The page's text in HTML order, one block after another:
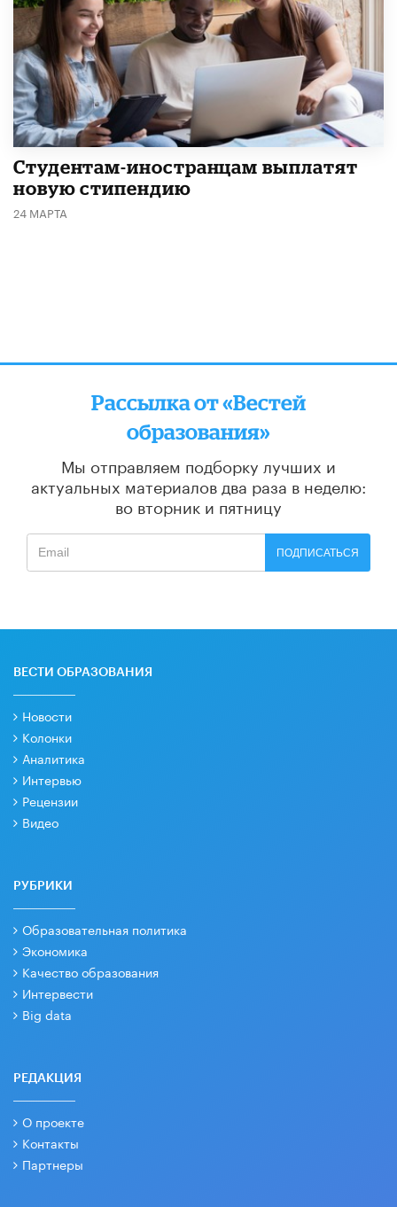
Студентам-иностранцам выплатят
новую стипендию
24 МАРТА
Рассылка от «Вестей
образования»
Мы отправляем подборку лучших и
актуальных материалов два раза в неделю:
во вторник и пятницу
ПОДПИСАТЬСЯ
ВЕСТИ ОБРАЗОВАНИЯ
Новости
Колонки
Аналитика
Интервью
Рецензии
Видео
РУБРИКИ
Образовательная политика
Экономика
Качество образования
Интервести
Big data
РЕДАКЦИЯ
О проекте
Контакты
Партнеры